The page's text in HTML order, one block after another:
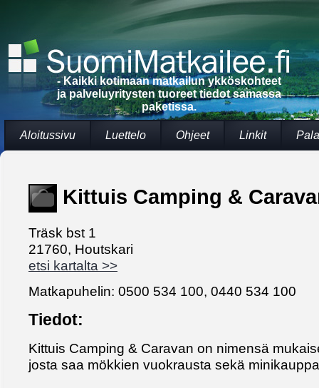
- Kaikki kotimaan matkailun ykköskohteet
ja palveluyritysten tuoreet tiedot samassa
paketissa.
Aloitussivu Luettelo Ohjeet Linkit
Kittuis Camping &
Träsk bst 1
21760, Houtskari
etsi kartalta >>
Matkapuhelin: 0500 534 100, 0440 534 100
Tiedot:
Kittuis Camping & Caravan on nimensä
josta saa mökkien vuokrausta sekä